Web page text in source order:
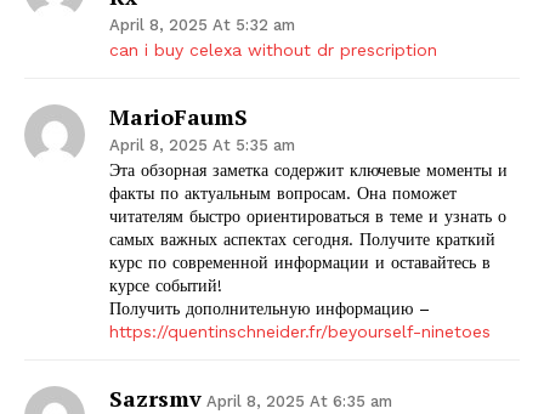
April 8, 2025 At 5:32 am
can i buy celexa without dr prescription
MarioFaumS
April 8, 2025 At 5:35 am
Эта обзорная заметка содержит ключевые моменты и
факты по актуальным вопросам. Она поможет
читателям быстро ориентироваться в теме и узнать о
самых важных аспектах сегодня. Получите краткий
курс по современной информации и оставайтесь в
курсе событий!
Получить дополнительную информацию –
https://quentinschneider.fr/beyourself-ninetoes
Sazrsmv April 8, 2025 At 6:35 am